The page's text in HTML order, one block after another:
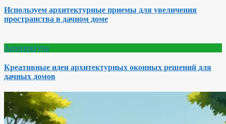
Используем архитектурные приемы для увеличения
пространства в дачном доме
Архитектура
Креативные идеи архитектурных оконных решений для
дачных домов